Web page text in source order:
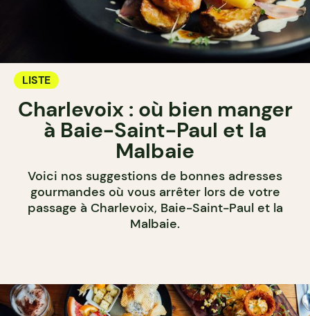
LISTE
Charlevoix : où bien manger
à Baie-Saint-Paul et la
Malbaie
Voici nos suggestions de bonnes adresses
gourmandes où vous arrêter lors de votre
passage à Charlevoix, Baie-Saint-Paul et la
Malbaie.